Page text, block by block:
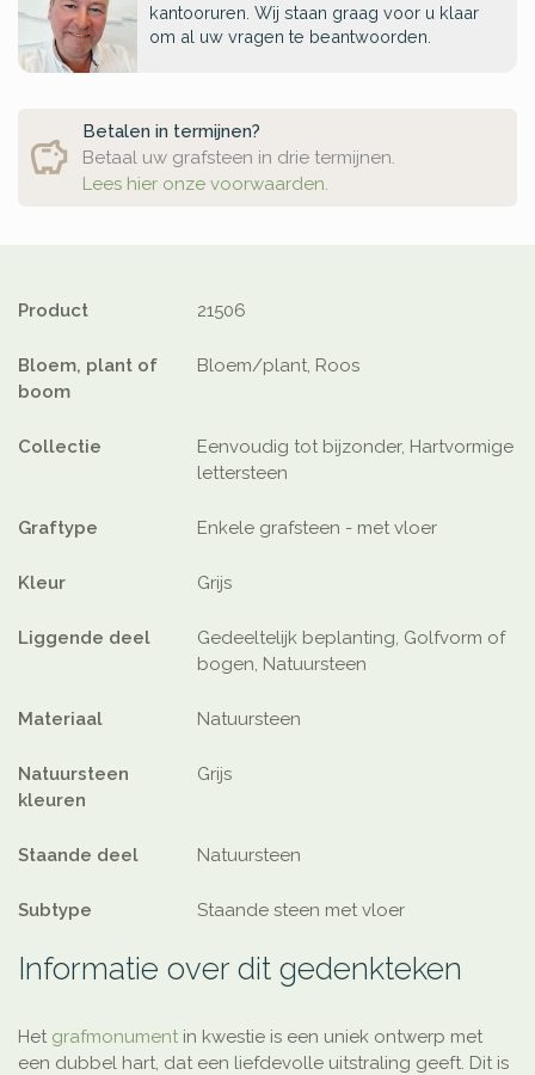
kantooruren. Wij staan graag voor u klaar
om al uw vragen te beantwoorden.
Betalen in termijnen?
Betaal uw grafsteen in drie termijnen.
Lees hier onze voorwaarden.
Product 21506
Bloem, plant of
boom
Bloem/plant, Roos
Collectie
Eenvoudig tot bijzonder, Hartvormige
lettersteen
Graftype Enkele grafsteen - met vloer
Kleur Grijs
Liggende deel
Gedeeltelijk beplanting, Golfvorm of
bogen, Natuursteen
Materiaal Natuursteen
Natuursteen
kleuren
Grijs
Staande deel Natuursteen
Subtype Staande steen met vloer
Informatie over dit gedenkteken
Het grafmonument in kwestie is een uniek ontwerp met
een dubbel hart, dat een liefdevolle uitstraling geeft. Dit is